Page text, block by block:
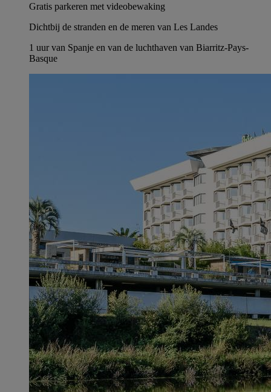
Gratis parkeren met videobewaking
Dichtbij de stranden en de meren van Les Landes
1 uur van Spanje en van de luchthaven van Biarritz-Pays-
Basque